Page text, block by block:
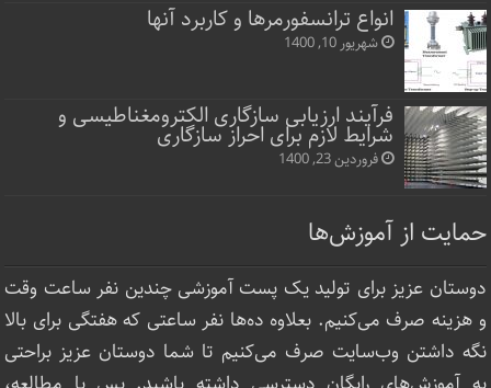
انواع ترانسفورمرها و کاربرد آنها
شهریور 10, 1400
فرآیند ارزیابی سازگاری الکترومغناطیسی و
شرایط لازم برای احراز سازگاری
فروردین 23, 1400
حمایت از آموزش‌ها
دوستان عزیز برای تولید یک پست آموزشی چندین نفر ساعت‌ وقت
و هزینه صرف می‌کنیم. بعلاوه ده‌ها نفر ساعتی که هفتگی برای بالا
نگه داشتن وب‌سایت صرف ‌می‌کنیم تا شما دوستان عزیز براحتی